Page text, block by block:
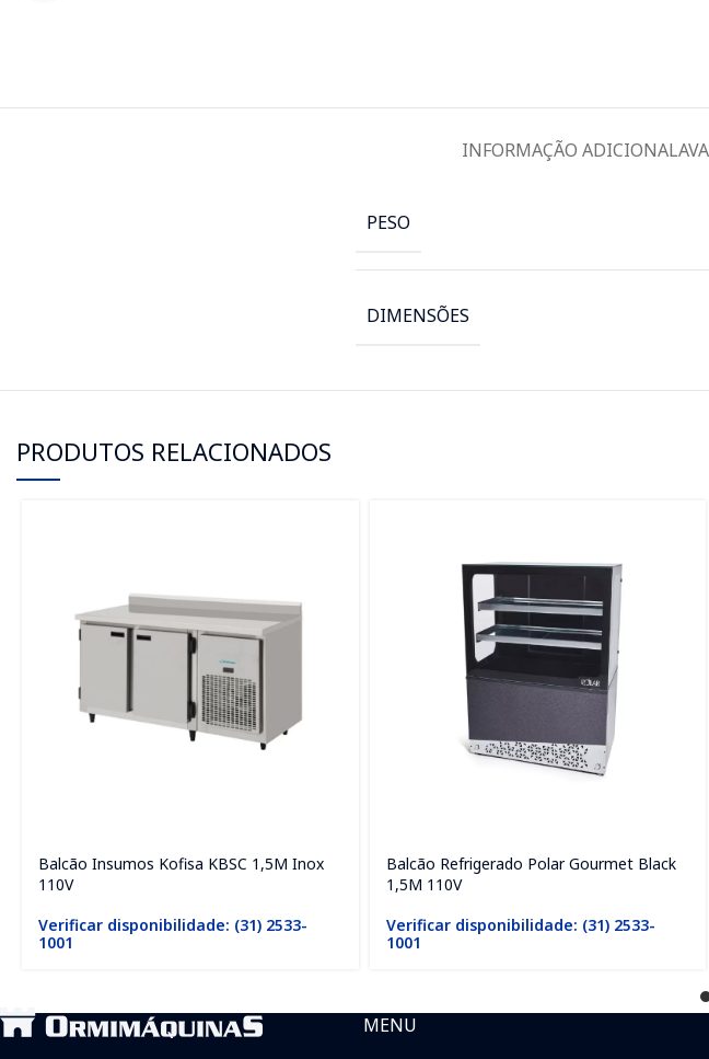
INFORMAÇÃO ADICIONAL
PESO
DIMENSÕES
PRODUTOS RELACIONADOS
Balcão Insumos Kofisa KBSC 1,5M Inox
110V
Verificar disponibilidade: (31) 2533-
1001
Balcão Refrigerado Polar Gourmet Black
1,5M 110V
Verificar disponibilidade: (31) 2533-
1001
MENU